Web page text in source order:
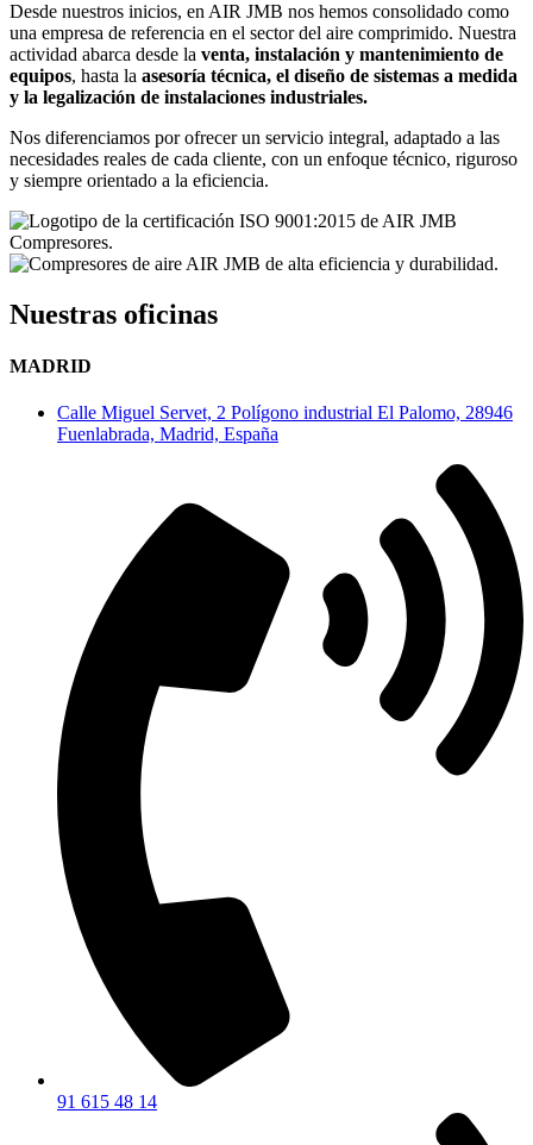
Desde nuestros inicios, en AIR JMB nos hemos consolidado como
una empresa de referencia en el sector del aire comprimido. Nuestra
actividad abarca desde la venta, instalación y mantenimiento de
equipos, hasta la asesoría técnica, el diseño de sistemas a medida
y la legalización de instalaciones industriales.
Nos diferenciamos por ofrecer un servicio integral, adaptado a las
necesidades reales de cada cliente, con un enfoque técnico, riguroso
y siempre orientado a la eficiencia.
Nuestras oficinas
MADRID
Calle Miguel Servet, 2 Polígono industrial El Palomo, 28946
Fuenlabrada, Madrid, España
91 615 48 14